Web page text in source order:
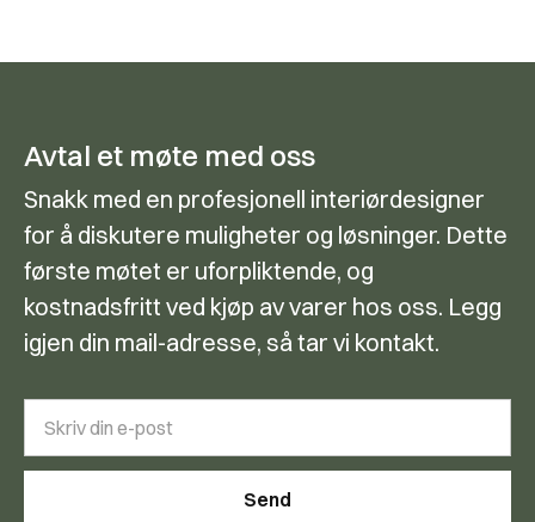
Avtal et møte med oss
Snakk med en profesjonell interiørdesigner
for å diskutere muligheter og løsninger. Dette
første møtet er uforpliktende, og
kostnadsfritt ved kjøp av varer hos oss. Legg
igjen din mail-adresse, så tar vi kontakt.